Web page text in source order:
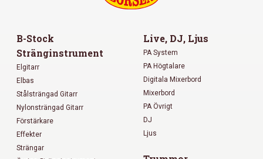
B-Stock
Stränginstrument
Elgitarr
Elbas
Stålsträngad Gitarr
Nylonsträngad Gitarr
Förstärkare
Effekter
Strängar
Live, DJ, Ljus
PA System
PA Högtalare
Digitala Mixerbord
Mixerbord
PA Övrigt
DJ
Ljus